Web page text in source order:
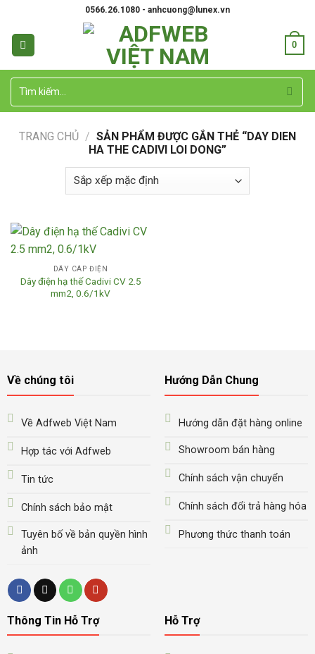
content
0566.26.1080 - anhcuong@lunex.vn
0
Tìm
TRANG CHỦ / SẢN PHẨM ĐƯỢC GẮN THẺ “DAY DIEN
HA THE CADIVI LOI DONG”
DÂY CÁP ĐIỆN
Dây điện hạ thế Cadivi CV 2.5
mm2, 0.6/1kV
Về chúng tôi
Về Adfweb Việt Nam
Hợp tác với Adfweb
Tin tức
Chính sách bảo mật
Tuyên bố về bản quyền hình
ảnh
Hướng Dẫn Chung
Hướng dẫn đặt hàng online
Showroom bán hàng
Chính sách vận chuyển
Chính sách đổi trả hàng hóa
Phương thức thanh toán
Thông Tin Hỗ Trợ Hỗ Trợ